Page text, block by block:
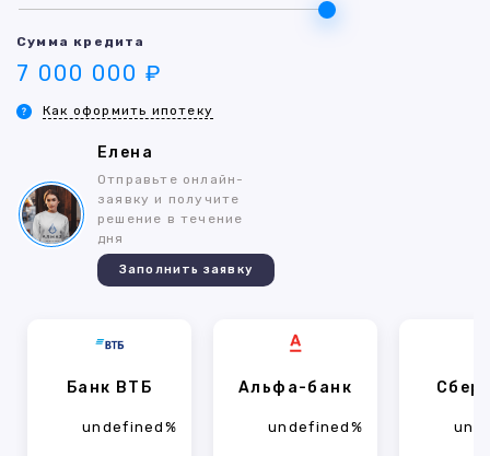
Сумма кредита
7 000 000 ₽
Как оформить ипотеку
Елена
Отправьте онлайн-
заявку и получите
решение в течение
дня
Заполнить заявку
Банк ВТБ
undefined%
Альфа-банк
undefined%